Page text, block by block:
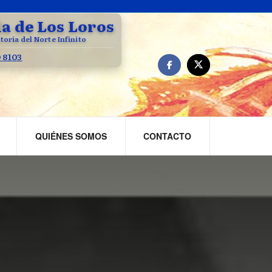
de Los Loros
del Norte Infinito
8103
QUIÉNES SOMOS CONTACTO